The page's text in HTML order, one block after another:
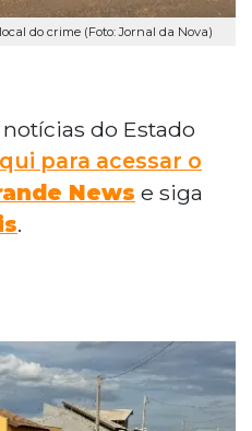
do crime (Foto: Jornal da Nova)
do Estado
para acessar o
News e siga
.